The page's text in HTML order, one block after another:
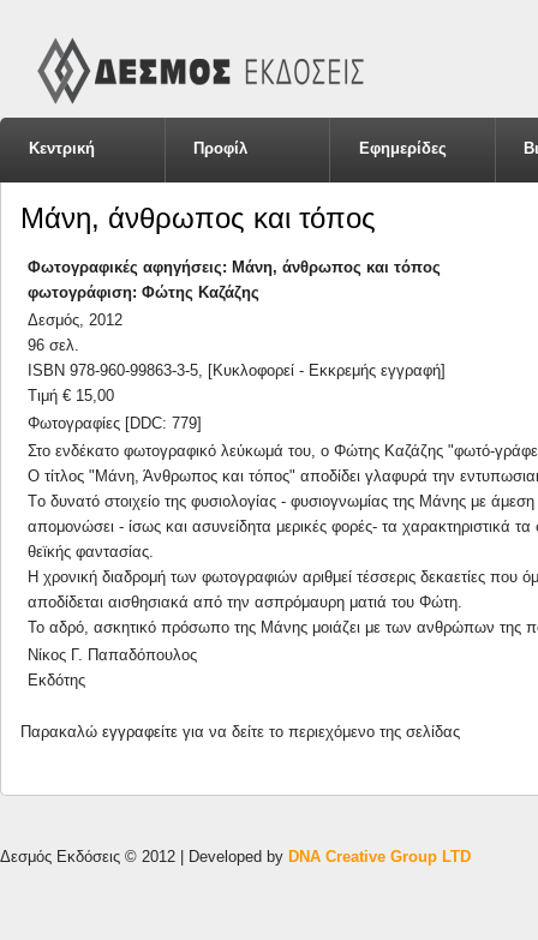
Κεντρική Προφίλ Εφημερίδες
Μάνη, άνθρωπος και τόπος
Φωτογραφικές αφηγήσεις: Μάνη, άνθρωπος και τόπος
φωτογράφιση: Φώτης Καζάζης
Δεσμός, 2012
96 σελ.
ISBN 978-960-99863-3-5, [Κυκλοφορεί - Εκκρεμής εγγραφή]
Τιμή € 15,00
Φωτογραφίες [DDC: 779]
Στο ενδέκατο φωτογραφικό λεύκωμά του, ο Φώτης Καζάζης "φωτό-
Ο τίτλος "Μάνη, Άνθρωπος και τόπος" αποδίδει γλαφυρά την
Tο δυνατό στοιχείο της φυσιολογίας - φυσιογνωμίας της Μάνης με
απομονώσει - ίσως και ασυνείδητα μερικές φορές- τα χαρακτηριστικά
θεϊκής φαντασίας.
Η χρονική διαδρομή των φωτογραφιών αριθμεί τέσσερις δεκαετίες
αποδίδεται αισθησιακά από την ασπρόμαυρη ματιά του Φώτη.
Το αδρό, ασκητικό πρόσωπο της Μάνης μοιάζει με των ανθρώπων της
Νίκος Γ. Παπαδόπουλος
Εκδότης
Παρακαλώ εγγραφείτε για να δείτε το περιεχόμενο της σελίδας
Δεσμός Εκδόσεις © 2012 | Developed by DNA Creative Group LTD